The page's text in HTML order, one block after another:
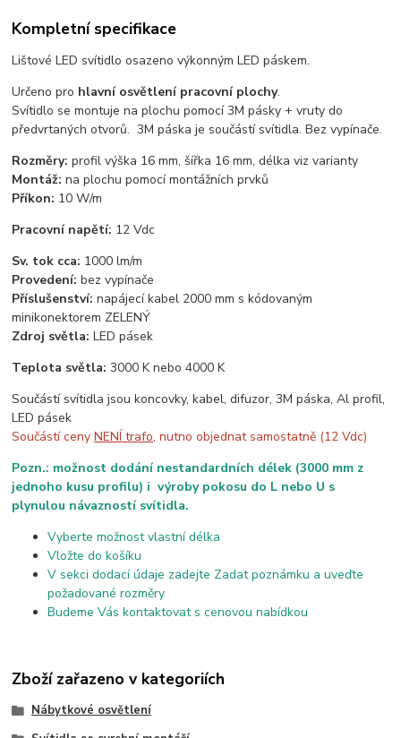
Kompletní specifikace
Lištové LED svítidlo osazeno výkonným LED páskem.
Určeno pro hlavní osvětlení pracovní plochy.
Svítidlo se montuje na plochu pomocí 3M pásky + vruty do
předvrtaných otvorů. 3M páska je součástí svítidla. Bez vypínače.
Rozměry: profil výška 16 mm, šířka 16 mm, délka viz varianty
Montáž:na plochu pomocí montážních prvků
Příkon: 10 W/m
Pracovní napětí: 12 Vdc
Sv. tok cca: 1000 lm/m
Provedení:bez vypínače
Příslušenství:napájecí kabel 2000 mm s kódovaným
minikonektorem ZELENÝ
Zdroj světla:LED pásek
Teplota světla:3000 K nebo 4000 K
Součástí svítidla jsou koncovky, kabel, difuzor, 3M páska, Al profil,
LED pásek
Součástí cenyNENÍ trafo, nutno objednat samostatně (12 Vdc)
Pozn.: možnost dodání nestandardních délek (3000 mm z
jednoho kusu profilu) i výroby pokosu do L nebo U s
plynulou návazností svítidla.
Vyberte možnost vlastní délka
Vložte do košíku
V sekci dodací údaje zadejte Zadat poznámku a uveďte
požadované rozměry
Budeme Vás kontaktovat s cenovou nabídkou
Zboží zařazeno v kategoriích
Nábytkové osvětlení